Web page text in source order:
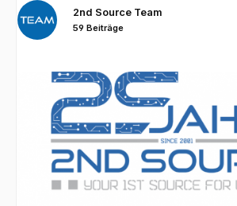
2nd Source Team
59 Beiträge